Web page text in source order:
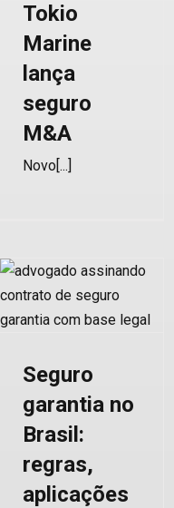
Tokio
Marine
lança
seguro
M&A
Novo[...]
Seguro
garantia no
Brasil:
regras,
aplicações